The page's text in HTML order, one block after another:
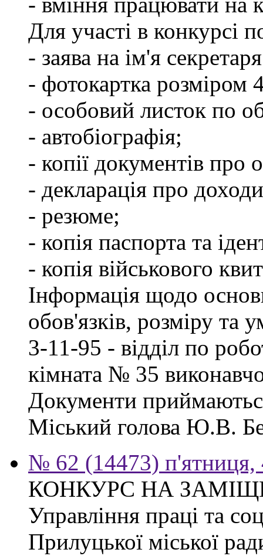
Для участі в конкурсі
- заява на ім'я
- фотокартка розміром
- особовий листок по
- автобіографія;
- копії документів про
- декларація про
- резюме;
- копія паспорта та
- копія військового
Інформація щодо
обов'язків, розміру та
3-11-95 - відділ по
кімната № 35
Документи
Міський голова Ю.В.
№ 62 (14473) п'ятниця,
КОНКУРС НА
Управління праці та
Прилуцької міської